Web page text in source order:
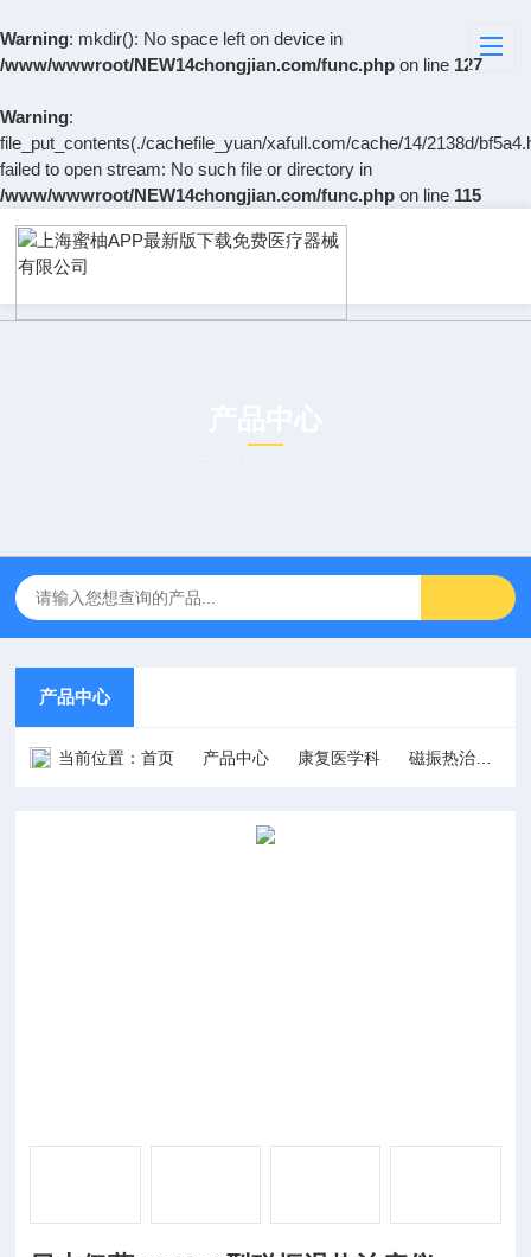
Warning: mkdir(): No space left on device in
/www/wwwroot/NEW14chongjian.com/func.php on line 127
Warning:
file_put_contents(./cachefile_yuan/xafull.com/cache/14/2138d/
failed to open stream: No such file or directory in
/www/wwwroot/NEW14chongjian.com/func.php on line 115
产品中心
当前位置：首页 产品中心 康复医学科 磁振热治疗仪